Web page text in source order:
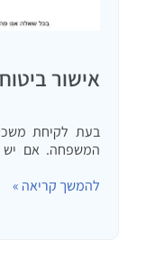
אישור
בעת לקיחת
המשפחה. אם יש
לצרכי משכנתה.
להמשך קריאה »